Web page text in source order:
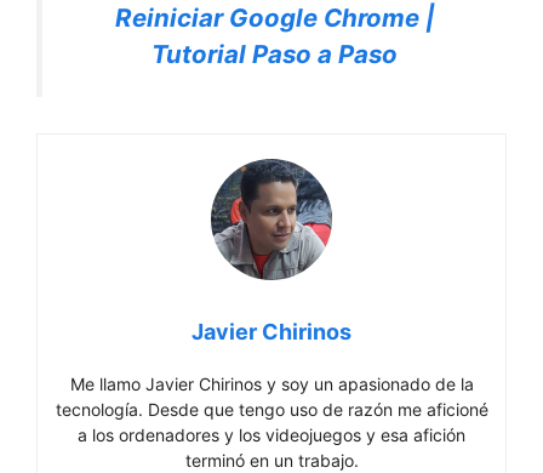
Reiniciar Google Chrome |
Tutorial Paso a Paso
Javier Chirinos
Me llamo Javier Chirinos y soy un apasionado de la
tecnología. Desde que tengo uso de razón me aficioné
a los ordenadores y los videojuegos y esa afición
terminó en un trabajo.